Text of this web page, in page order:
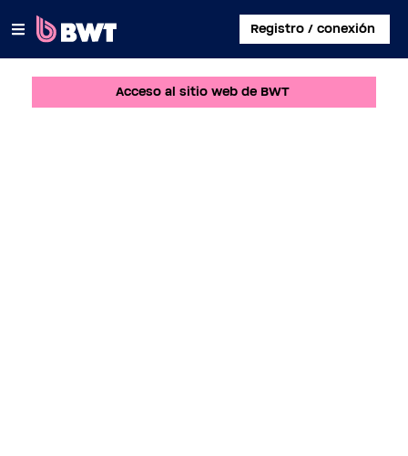
Registro / conexión
×
CONECTARSE AAcceso al sitio web de BWT